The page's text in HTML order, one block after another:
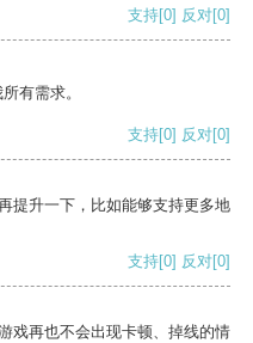
支持[0] 反对[0]
有需求。
支持[0] 反对[0]
提升一下，比如能够支持更多地
支持[0] 反对[0]
戏再也不会出现卡顿、掉线的情